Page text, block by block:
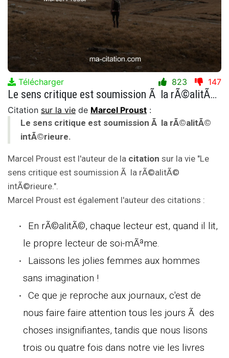
Télécharger 823 147
Le sens critique est soumission Ã la rÃ©alitÃ© intÃ©rieure.
Citation sur la vie de Marcel Proust :
Le sens critique est soumission Ã la rÃ©alitÃ©
intÃ©rieure.
Marcel Proust est l'auteur de la citation sur la vie "Le
sens critique est soumission Ã la rÃ©alitÃ©
intÃ©rieure.".
Marcel Proust est également l'auteur des citations :
En rÃ©alitÃ©, chaque lecteur est, quand il lit,
le propre lecteur de soi-mÃªme.
Laissons les jolies femmes aux hommes
sans imagination !
Ce que je reproche aux journaux, c'est de
nous faire faire attention tous les jours Ã des
choses insignifiantes, tandis que nous lisons
trois ou quatre fois dans notre vie les livres